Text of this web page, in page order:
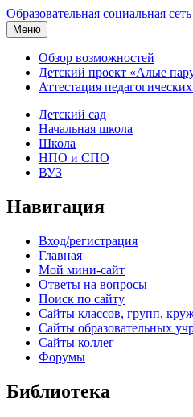
Образовательная социальная сеть
Меню
Обзор возможностей
Детский проект «Алые
Аттестация
Детский сад
Начальная школа
Школа
НПО и СПО
ВУЗ
Навигация
Вход/регистрация
Главная
Мой мини-сайт
Ответы на вопросы
Поиск по сайту
Сайты классов, групп,
Сайты образовательных
Сайты коллег
Форумы
Библиотека